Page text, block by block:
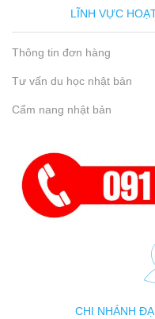
LĨNH VỰC
Thông tin đơn hàng
Tư vấn du học nhật bản
Cẩm nang nhật bản
CHI NHÁNH